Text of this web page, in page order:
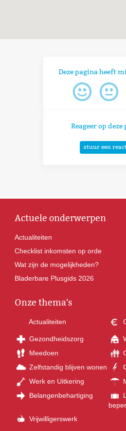
Deze pagina heeft
Reageer op
stuur een
Actuele onderwerpen
Actualiteiten
Checklist inkomsten op orde
Wat zijn de mogelijkheden?
Bladerbare Plusgids 2026
Onze thema's
Actualiteiten
Gezondheidszorg
Meedoen
Zelfstandig blijven wonen
Werk en Uitkering
Belangenbehartiging
Vrijwilligerswerk